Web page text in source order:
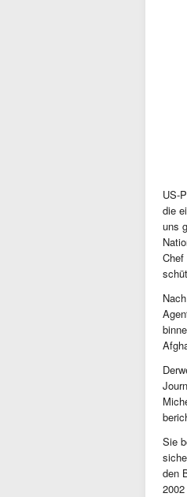
US-
die
uns
Sie
den